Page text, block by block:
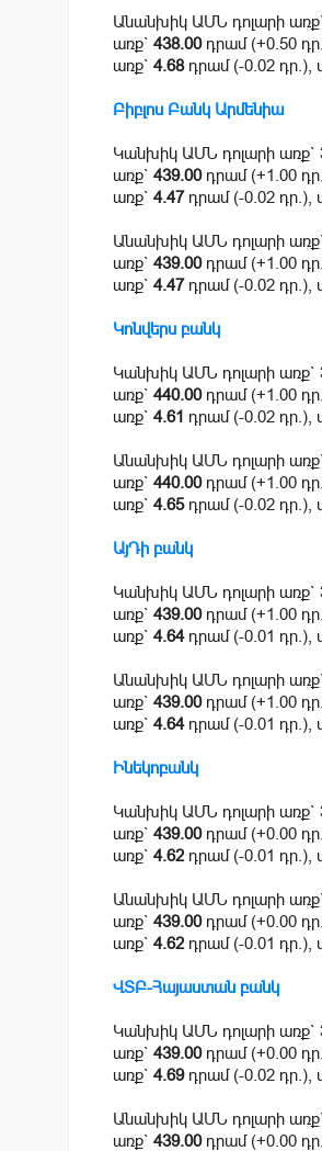
Անանխիկ ԱՄՆ դոլարի
առք` 438.00դրամ (+0.50
առք` 4.68դրամ (-0.02 դր.),
Բիբլոս Բանկ Արմենիա
Կանխիկ ԱՄՆ դոլարի առք`
առք` 439.00դրամ (+1.00
առք` 4.47դրամ (-0.02 դր.),
Անանխիկ ԱՄՆ դոլարի
առք` 439.00դրամ (+1.00
առք` 4.47դրամ (-0.02 դր.),
Կոնվերս բանկ
Կանխիկ ԱՄՆ դոլարի առք`
առք` 440.00դրամ (+1.00
առք` 4.61 դրամ (-0.02 դր.),
Անանխիկ ԱՄՆ դոլարի
առք` 440.00դրամ (+1.00
առք` 4.65դրամ (-0.02 դր.),
ԱյԴի բանկ
Կանխիկ ԱՄՆ դոլարի առք`
առք` 439.00դրամ (+1.00
առք` 4.64դրամ (-0.01 դր.),
Անանխիկ ԱՄՆ դոլարի
առք` 439.00դրամ (+1.00
առք` 4.64դրամ (-0.01 դր.),
Ինեկոբանկ
Կանխիկ ԱՄՆ դոլարի առք`
առք` 439.00դրամ (+0.00
առք` 4.62դրամ (-0.01 դր.),
Անանխիկ ԱՄՆ դոլարի
առք` 439.00դրամ (+0.00
առք` 4.62դրամ (-0.01 դր.),
ՎՏԲ-Հայաստան բանկ
Կանխիկ ԱՄՆ դոլարի առք`
առք` 439.00դրամ (+0.00
առք` 4.69դրամ (-0.02 դր.),
Անանխիկ ԱՄՆ դոլարի
առք` 439.00դրամ (+0.00